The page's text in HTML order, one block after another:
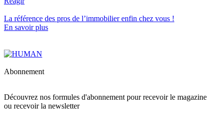
La référence des pros de l’immobilierenfin chez vous !
En savoir plus
Abonnement
Découvrez nos formules d'abonnement pour recevoir le magazine
ou recevoir la newsletter